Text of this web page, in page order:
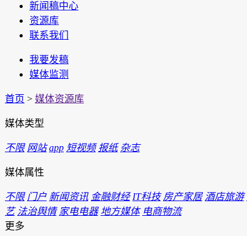
新闻稿中心
资源库
联系我们
我要发稿
媒体监测
首页 > 媒体资源库
媒体类型
不限 网站 app 短视频 报纸 杂志
媒体属性
不限 门户 新闻资讯 金融财经 IT科技 房产家居 酒店旅游
艺 法治舆情 家电电器 地方媒体 电商物流
更多